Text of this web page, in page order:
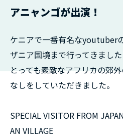
アニャンゴが出演！
ケニアで一番有名なyoutuber
ザニア国境まで行ってきました
とっても素敵なアフリカの郊
なしをしていただきました。
SPECIAL VISITOR FROM
AN VILLAGE